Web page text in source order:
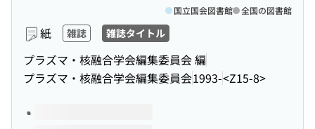
紙 雑誌 雑誌タイトル
プラズマ・核融合学会編集委員会 編
プラズマ・核融合学会編集委員会1993-<Z15-8>
国立国会図書館 全国の図書館
このタイトルの巻号